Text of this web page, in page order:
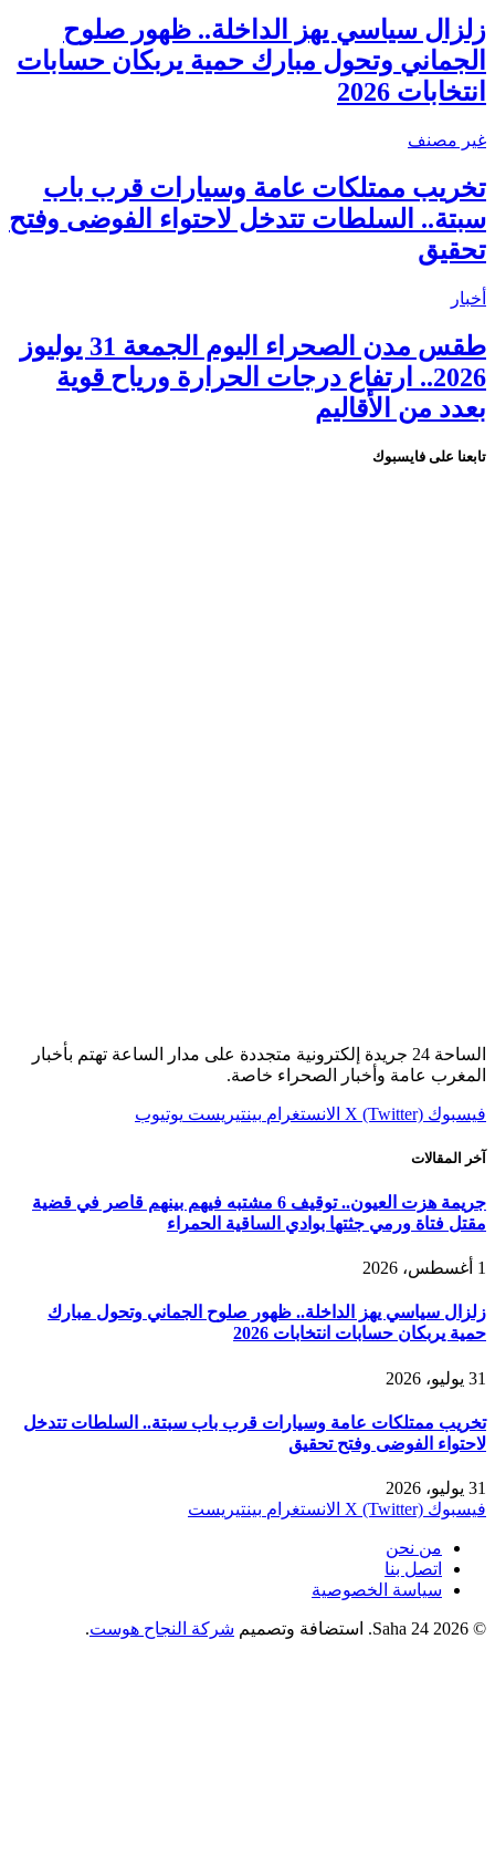
زلزال سياسي يهز الداخلة.. ظهور صلوح
الجماني وتحول مبارك حمية يربكان حسابات
انتخابات 2026
غير مصنف
تخريب ممتلكات عامة وسيارات قرب باب
سبتة.. السلطات تتدخل لاحتواء الفوضى وفتح
تحقيق
أخبار
طقس مدن الصحراء اليوم الجمعة 31 يوليوز
2026.. ارتفاع درجات الحرارة ورياح قوية
بعدد من الأقاليم
تابعنا على فايسبوك
الساحة 24 جريدة إلكترونية متجددة على مدار الساعة تهتم بأخبار
المغرب عامة وأخبار الصحراء خاصة.
فيسبوك X (Twitter) الانستغرام بينتيريست يوتيوب
آخر المقالات
جريمة هزت العيون.. توقيف 6 مشتبه فيهم بينهم قاصر في قضية
مقتل فتاة ورمي جثتها بوادي الساقية الحمراء
1 أغسطس، 2026
زلزال سياسي يهز الداخلة.. ظهور صلوح الجماني وتحول مبارك
حمية يربكان حسابات انتخابات 2026
31 يوليو، 2026
تخريب ممتلكات عامة وسيارات قرب باب سبتة.. السلطات تتدخل
لاحتواء الفوضى وفتح تحقيق
31 يوليو، 2026
فيسبوك X (Twitter) الانستغرام بينتيريست
من نحن
اتصل بنا
سياسة الخصوصية
© 2026 Saha 24. استضافة وتصميم شركة النجاح هوست.